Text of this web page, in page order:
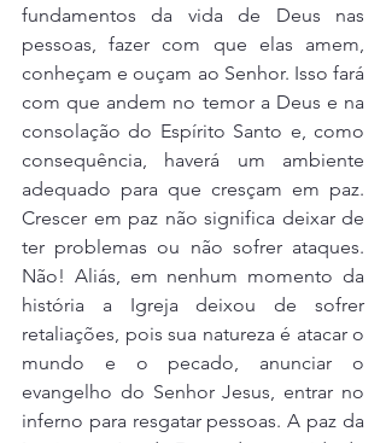
fundamentos da vida de Deus nas
pessoas, fazer com que elas amem,
conheçam e ouçam ao Senhor. Isso fará
com que andem no temor a Deus e na
consolação do Espírito Santo e, como
consequência, haverá um ambiente
adequado para que cresçam em paz.
Crescer em paz não significa deixar de
ter problemas ou não sofrer ataques.
Não! Aliás, em nenhum momento da
história a Igreja deixou de sofrer
retaliações, pois sua natureza é atacar o
mundo e o pecado, anunciar o
evangelho do Senhor Jesus, entrar no
inferno para resgatar pessoas. A paz da